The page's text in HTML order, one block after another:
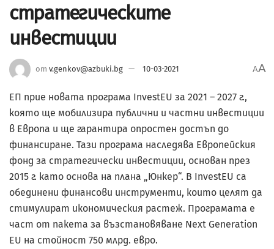
стратегическите
инвестиции
от v.genkov@azbuki.bg 10-03-2021 AA
ЕП прие новата програма InvestEU за 2021 – 2027 г.,
която ще мобилизира публични и частни инвестиции
в Европа и ще гарантира опростен достъп до
финансиране. Тази програма наследява Европейския
фонд за стратегически инвестиции, основан през
2015 г. като основа на плана „Юнкер“. В InvestEU са
обединени финансови инструменти, които целят да
стимулират икономическия растеж. Програмата е
част от пакета за възстановяване Next Generation
EU на стойност 750 млрд. евро.